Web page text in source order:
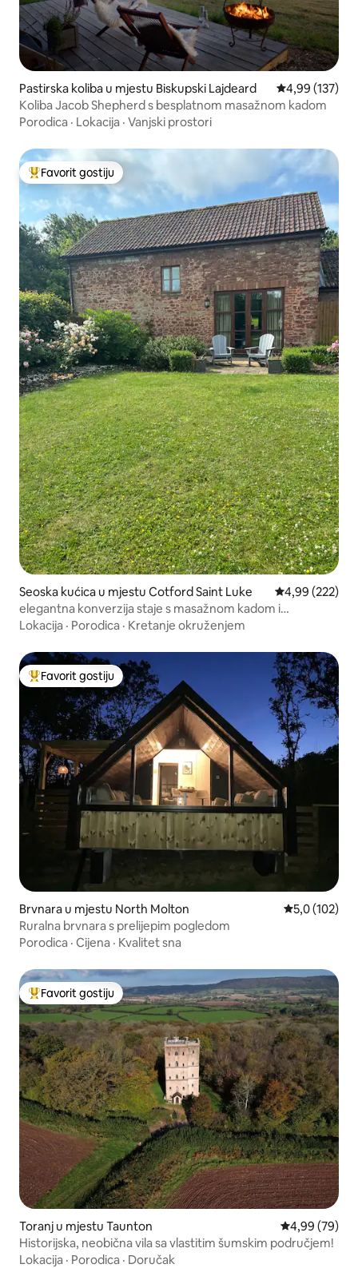
Pastirska koliba u mjestu Biskupski Lajdeard Prosječna
4,99 (137)
Koliba Jacob Shepherd s besplatnom masažnom kadom
Porodica · Lokacija · Vanjski prostori
Glavni favorit gostiju
Favorit gostiju
Seoska kućica u mjestu Cotford Saint Luke Prosječna
4,99 (222)
elegantna konverzija staje s masažnom kadom i
pogledom na jezero
Lokacija · Porodica · Kretanje okruženjem
Glavni favorit gostiju
Favorit gostiju
Brvnara u mjestu North Molton Prosječna
5,0 (102)
Ruralna brvnara s prelijepim pogledom
Porodica · Cijena · Kvalitet sna
Glavni favorit gostiju
Favorit gostiju
Toranj u mjestu Taunton Prosječna
4,99 (79)
Historijska, neobična vila sa vlastitim šumskim područjem!
Lokacija · Porodica · Doručak